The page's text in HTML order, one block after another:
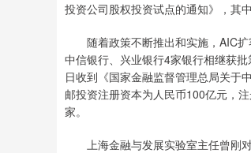
投资公司股权投资试点的通知》，其
随着政策不断推出和实施，AIC扩
中信银行、兴业银行4家银行相继获
日收到《国家金融监督管理总局关于
邮投资注册资本为人民币100亿元，
家。
上海金融与发展实验室主任曾刚对